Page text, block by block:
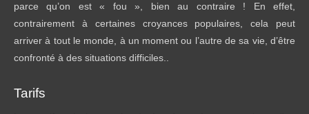
parce qu’on est « fou », bien au contraire ! En effet,
contrairement à certaines croyances populaires, cela peut
arriver à tout le monde, à un moment ou l’autre de sa vie, d’être
confronté à des situations difficiles..
Tarifs